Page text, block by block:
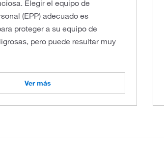
Elegir el equipo de
(EPP) adecuado es
proteger a su equipo de
pero puede resultar muy
Ver más